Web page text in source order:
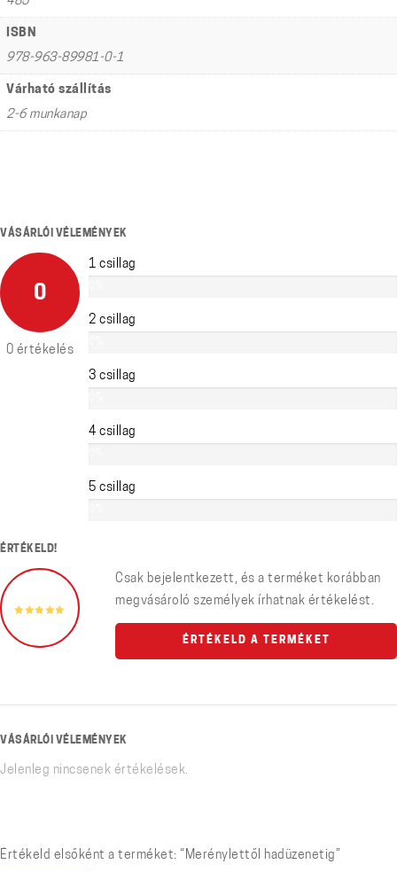
ISBN
978-963-89981-0-1
Várható szállítás
2-6 munkanap
VÁSÁRLÓI VÉLEMÉNYEK
0
0 értékelés
1 csillag
2 csillag
3 csillag
4 csillag
5 csillag
ÉRTÉKELD!
Csak bejelentkezett, és a terméket korábban
megvásároló személyek írhatnak értékelést.
ÉRTÉKELD A TERMÉKET
VÁSÁRLÓI VÉLEMÉNYEK
Jelenleg nincsenek értékelések.
Értékeld elsőként a terméket: “Merénylettől hadüzenetig”